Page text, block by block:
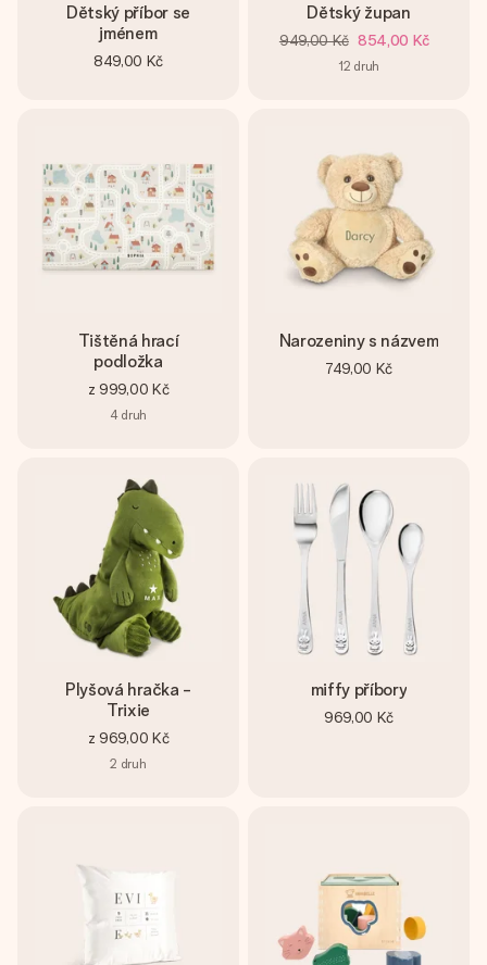
Dětský příbor se
jménem
849,00 Kč
Dětský župan
949,00 Kč 854,00 Kč
12 druh
Tištěná hrací
podložka
z 999,00 Kč
4 druh
Narozeniny s názvem
749,00 Kč
Plyšová hračka -
Trixie
z 969,00 Kč
2 druh
miffy příbory
969,00 Kč